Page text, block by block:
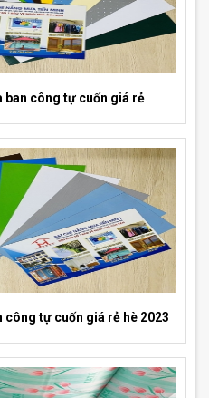
ban công tự cuốn giá rẻ
công tự cuốn giá rẻ hè 2023